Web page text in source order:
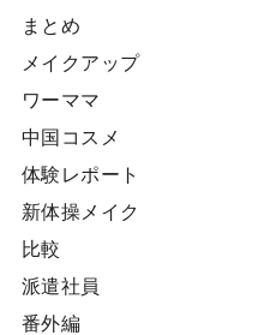
まとめ
メイクアップ
ワーママ
中国コスメ
体験レポート
新体操メイク
比較
派遣社員
番外編